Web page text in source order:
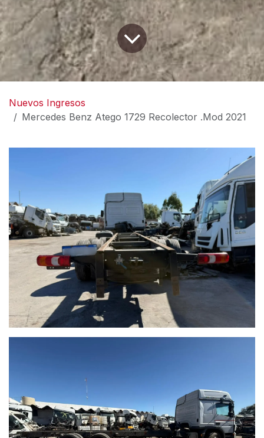
Nuevos Ingresos
Mercedes Benz Atego 1729 Recolector .Mod 2021